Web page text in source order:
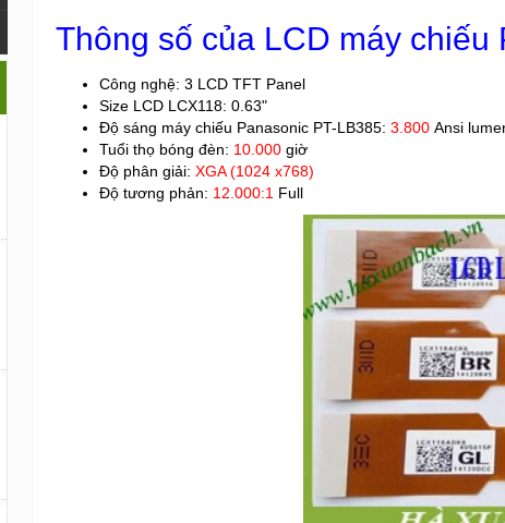
Thông số của LCD máy chiếu
Công nghệ: 3 LCD TFT Panel
Size LCD LCX118: 0.63"
Độ sáng máy chiếu Panasonic PT-LB385: 3.800 Ansi
Tuổi thọ bóng đèn: 10.000 giờ
Độ phân giải: XGA (1024 x768)
Độ tương phản: 12.000:1 Full